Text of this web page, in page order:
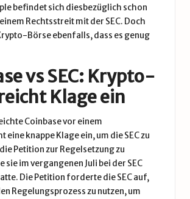
befindet sich diesbezüglich schon
Rechtsstreit mit der SEC. Doch
Börse ebenfalls, dass es genug
vs SEC: Krypto-
Klage ein
Coinbase vor einem
eine knappe Klage ein, um die SEC zu
Petition zur Regelsetzung zu
sie im vergangenen Juli bei der SEC
Die Petition forderte die SEC auf,
Regelungsprozess zu nutzen, um